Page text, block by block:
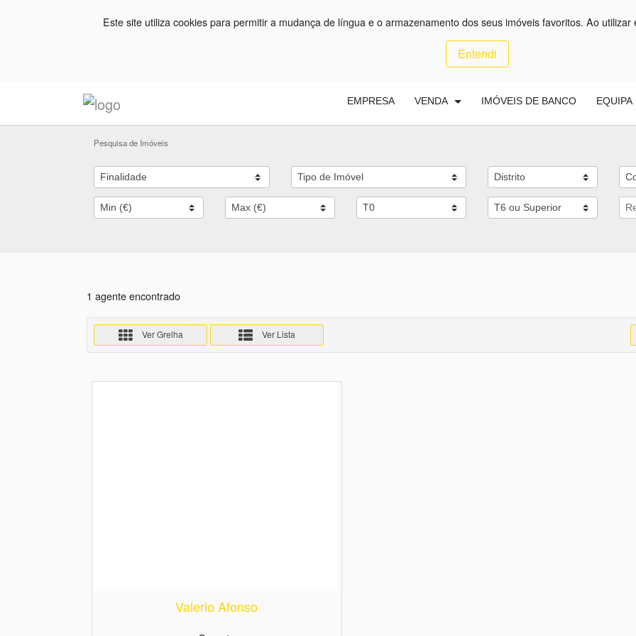
Este site utiliza cookies para permitir a mudança de língua e o armazenamento dos seus imóveis favoritos. Ao
Entendi
EMPRESA VENDA IMÓVEIS DE BANCO EQUIPA
Pesquisa de Imóveis
1 agente encontrado
Ver Grelha Ver Lista
Valerio Afonso